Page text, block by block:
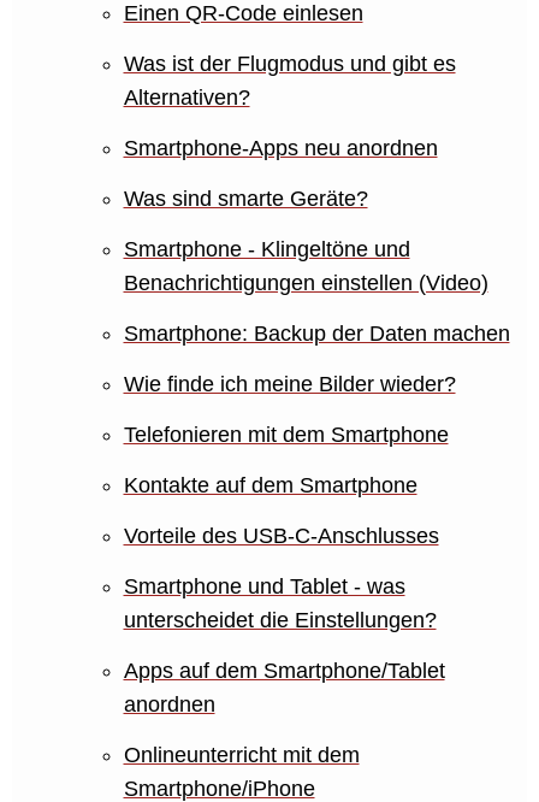
Einen QR-Code einlesen
Was ist der Flugmodus und gibt es
Alternativen?
Smartphone-Apps neu anordnen
Was sind smarte Geräte?
Smartphone - Klingeltöne und
Benachrichtigungen einstellen (Video)
Smartphone: Backup der Daten machen
Wie finde ich meine Bilder wieder?
Telefonieren mit dem Smartphone
Kontakte auf dem Smartphone
Vorteile des USB-C-Anschlusses
Smartphone und Tablet - was
unterscheidet die Einstellungen?
Apps auf dem Smartphone/Tablet
anordnen
Onlineunterricht mit dem
Smartphone/iPhone